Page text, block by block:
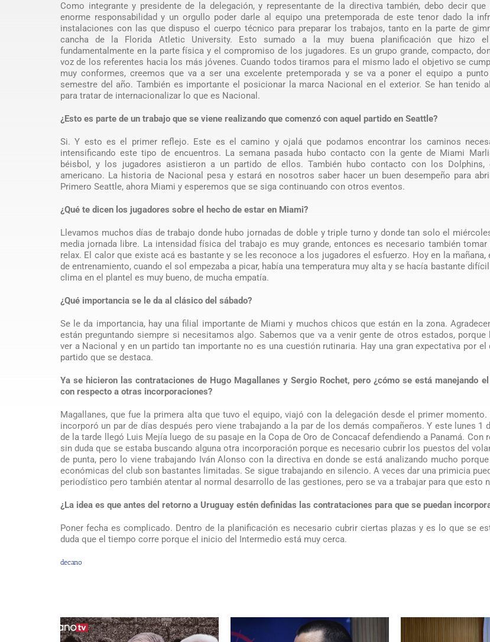
Como integrante y presidente de la delegación, y representante de la directiva también, debo decir
enorme responsabilidad y un orgullo poder darle al equipo una pretemporada de este tenor dado la
instalaciones con las que dispuso el cuerpo técnico para preparar los trabajos, tanto en la parte de
cancha de la Florida Atletic University. Esto sumado a la muy buena planificación que hizo
fundamentalmente en la parte física y el compromiso de los jugadores. Es un grupo grande, compacto,
voz de los referentes hacia los más jóvenes. Cuando todos tiramos para el mismo lado el objetivo se
muy conformes, creemos que va a ser una excelente pretemporada y se va a poner el equipo a
semestre del año. También es importante el posicionar la marca Nacional en el exterior. Se han tenido
para tratar de internacionalizar lo que es Nacional.
¿Esto es parte de un trabajo que se viene realizando que comenzó con aquel partido en Seattle?
Si. Y esto es el primer reflejo. Este es el camino y ojalá que podamos encontrar los caminos
intensificando este tipo de encuentros. La semana pasada hubo contacto con la gente de Miami
béisbol, y los jugadores asistieron a un partido de ellos. También hubo contacto con los Dolphins,
americano. La historia de Nacional pesa y estará en nosotros saber hacer un buen desempeño para
Primero Seattle, ahora Miami y esperemos que se siga continuando con otros eventos.
¿Qué te dicen los jugadores sobre el hecho de estar en Miami?
Llevamos muchos días de trabajo donde hubo jornadas de doble y triple turno y donde tan solo el
media jornada libre. La intensidad física del trabajo es muy grande, entonces es necesario también tomar
relax. El calor que existe acá es bastante y se les reconoce a los jugadores el esfuerzo. Hoy en la mañana,
de entrenamiento, cuando el sol empezaba a picar, había una temperatura muy alta y se hacía bastante difícil
clima en el plantel es muy bueno, de mucha empatía.
¿Qué importancia se le da al clásico del sábado?
Se le da importancia, hay una filial importante de Miami y muchos chicos que están en la zona.
están preguntando siempre si necesitamos algo. Sabemos que va a venir gente de otros estados, porque
ver a Nacional y en un partido tan importante no es una cuestión rutinaria. Hay una gran expectativa por el
partido que se destaca.
Ya se hicieron las contrataciones de Hugo Magallanes y Sergio Rochet, pero ¿cómo se está manejando
con respecto a otras incorporaciones?
Magallanes, que fue la primera alta que tuvo el equipo, viajó con la delegación desde el primer momento.
incorporó un par de días después pero viene trabajando a la par de los demás compañeros. Y este lunes 1
de la tarde llegó Luis Mejía luego de su pasaje en la Copa de Oro de Concacaf defendiendo a Panamá. Con
sin duda que se estaba buscando alguna otra incorporación porque es necesario cubrir los puestos del
de punta, pero lo viene trabajando Iván Alonso con la directiva en donde se está analizando mucho
económicas del club son bastantes limitadas. Se sigue trabajando en silencio. A veces dar una primicia
periodístico pero también atentar al normal desarrollo de las gestiones, pero se va a trabajar para que esto
¿La idea es que antes del retorno a Uruguay estén definidas las contrataciones para que se puedan
Poner fecha es complicado. Dentro de la planificación es necesario cubrir ciertas plazas y es lo que se
duda que el tiempo corre porque el inicio del Intermedio está muy cerca.
decano